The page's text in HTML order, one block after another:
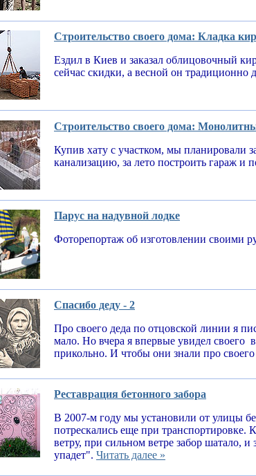
Строительство своего дома: Кладка
Ездил в Киев и заказал облицовочный
сейчас скидки, а весной он традиционно
Строительство своего дома:
Купив хату с участком, мы планировали
канализацию, за лето построить гараж и
Парус на надувной лодке
Фоторепортаж об изготовлении своими
Спасибо деду - 2
Про своего деда по отцовской линии я
мало. Но вчера я впервые увидел
прикольно. И чтобы они знали про своего
Реставрация бетонного забора
В 2007-м году мы установили от улицы
потрескались еще при
ветру, при сильном ветре забор шатало,
упадет". Читать далее »